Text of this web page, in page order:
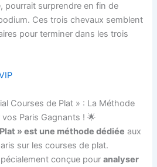
pourrait surprendre en fin de
Ces trois chevaux semblent
pour terminer dans les trois
Courses de Plat » : La Méthode
vos Paris Gagnants ! 🌟
» est une méthode dédiée aux
sur les courses de plat.
conçue pour analyser